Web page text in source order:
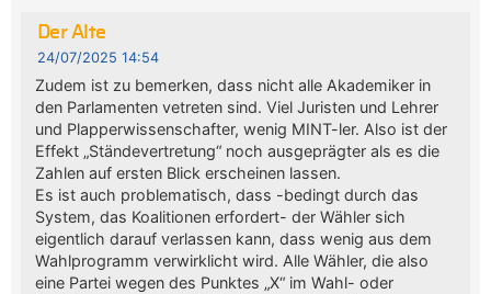
Der Alte
24/07/2025 14:54
Zudem ist zu bemerken, dass nicht alle Akademiker in
den Parlamenten vetreten sind. Viel Juristen und Lehrer
und Plapperwissenschafter, wenig MINT-ler. Also ist der
Effekt „Ständevertretung“ noch ausgeprägter als es die
Zahlen auf ersten Blick erscheinen lassen.
Es ist auch problematisch, dass -bedingt durch das
System, das Koalitionen erfordert- der Wähler sich
eigentlich darauf verlassen kann, dass wenig aus dem
Wahlprogramm verwirklicht wird. Alle Wähler, die also
eine Partei wegen des Punktes „X“ im Wahl- oder